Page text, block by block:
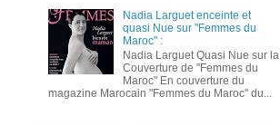
Nadia Larguet enceinte et
quasi Nue sur "Femmes du
Maroc" :
Nadia Larguet Quasi Nue sur la
Couverture de "Femmes du
Maroc" En couverture du
magazine Marocain "Femmes du Maroc" du...